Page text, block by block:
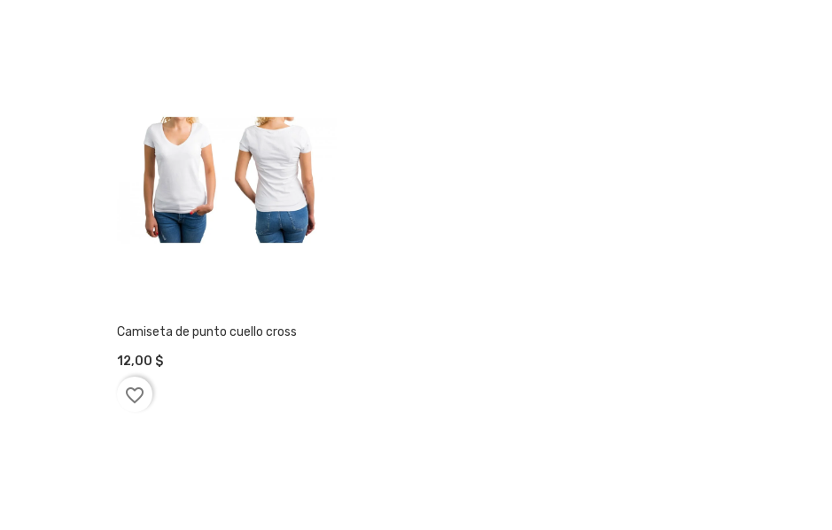
Camiseta de punto cuello cross
12,00 $
AÑADIR A LA CESTA
favorite_border